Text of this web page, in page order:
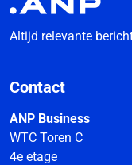
Altijd relevante
Contact
ANP Business
WTC Toren C
4e etage